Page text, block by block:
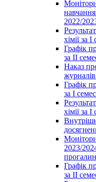
2022/
хімії за
Графік
за ІІ
Наказ
Графік
за І
хімії за
2023/
Графік
за ІІ